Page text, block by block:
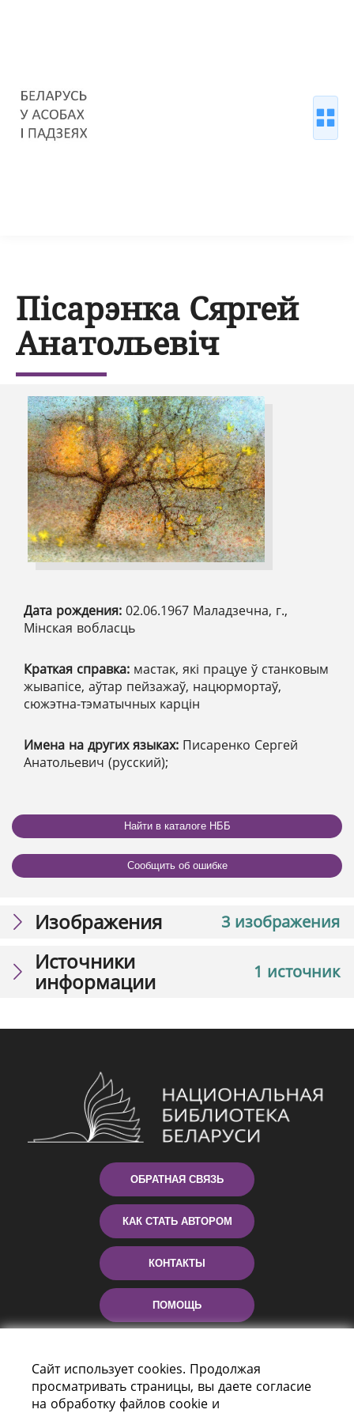
Пісарэнка Сяргей
Анатольевіч
Дата рождения: 02.06.1967 Маладзечна, г.,
Мінская вобласць
Краткая справка: мастак, які працуе ў станковым
жывапісе, аўтар пейзажаў, нацюрмортаў,
сюжэтна-тэматычных карцін
Имена на других языках: Писаренко Сергей
Анатольевич (русский);
Найти в каталоге НББ
Сообщить об ошибке
3 изображения
Изображения
1 источник
Источники
информации
ОБРАТНАЯ СВЯЗЬ
КАК СТАТЬ АВТОРОМ
КОНТАКТЫ
ПОМОЩЬ
Сайт использует cookies. Продолжая
просматривать страницы, вы даете согласие
на обработку файлов cookie и